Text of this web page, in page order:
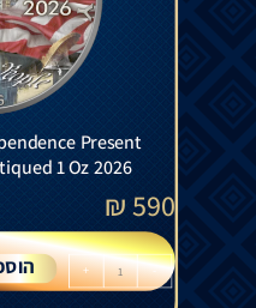
Present
1 Oz 2026
590
₪
-
+